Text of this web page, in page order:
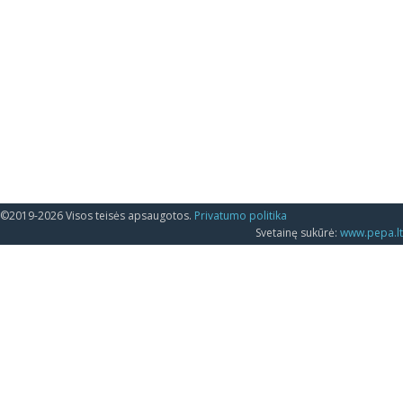
©2019-2026 Visos teisės apsaugotos. Privatumo politika
Svetainę sukūrė: www.pepa.lt